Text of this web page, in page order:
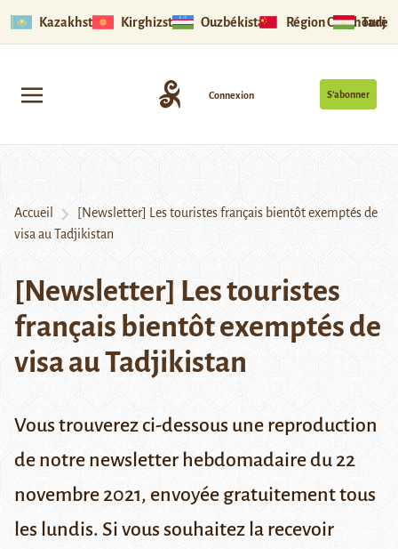
Kazakhstan Kirghizstan Ouzbékistan Région Ouïghoure
S’abonner
Connexion
Accueil
[Newsletter] Les touristes français bientôt exemptés de
visa au Tadjikistan
[Newsletter] Les touristes
français bientôt exemptés de
visa au Tadjikistan
Vous trouverez ci-dessous une reproduction
de notre newsletter hebdomadaire du 22
novembre 2021, envoyée gratuitement tous
les lundis. Si vous souhaitez la recevoir